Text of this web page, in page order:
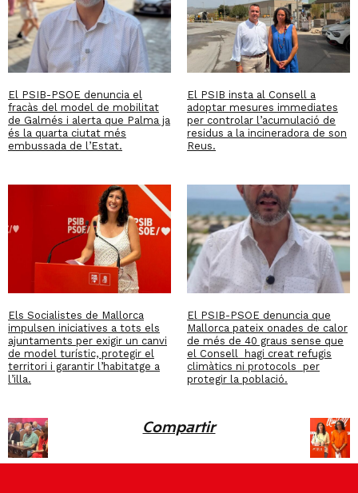
El PSIB-PSOE denuncia el
fracàs del model de mobilitat
de Galmés i alerta que Palma ja
és la quarta ciutat més
embussada de l’Estat.
El PSIB insta al Consell a
adoptar mesures immediates
per controlar l’acumulació de
residus a la incineradora de son
Reus.
Els Socialistes de Mallorca
impulsen iniciatives a tots els
ajuntaments per exigir un canvi
de model turístic, protegir el
territori i garantir l’habitatge a
l’illa.
El PSIB-PSOE denuncia que
Mallorca pateix onades de calor
de més de 40 graus sense que
el Consell hagi creat refugis
climàtics ni protocols per
protegir la població.
Compartir